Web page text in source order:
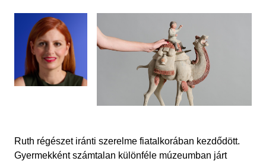
megőrizni őket. Örömmel működik együtt a vevőkkel,
eladókkal és más szakértőkkel, különösen, ha ők is
osztják szenvedélyét a régészet iránt.
Ruth régészet iránti szerelme fiatalkorában kezdődött.
Gyermekként számtalan különféle múzeumban járt